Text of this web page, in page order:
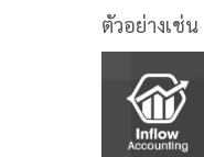
ตัวอย่างเช่น